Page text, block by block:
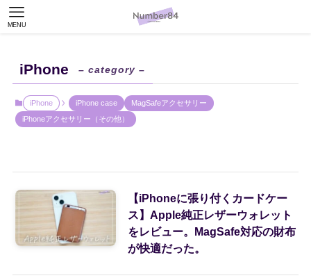
MENU
iPhone – category –
iPhone iPhone case
MagSafeアクセサリー
iPhoneアクセサリー（その他）
【iPhoneに張り付くカードケー
ス】Apple純正レザーウォレット
をレビュー。MagSafe対応の財布
が快適だった。